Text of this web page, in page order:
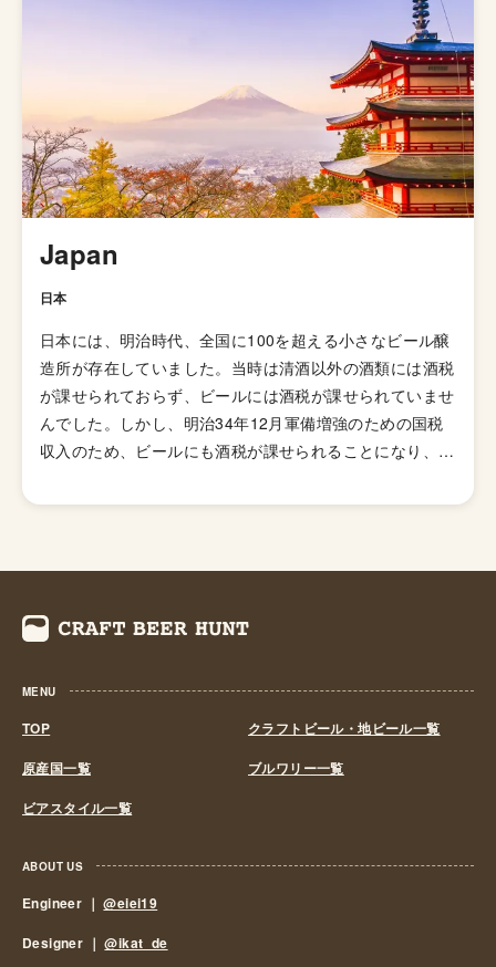
ホップの香りが華やかに感じられる「アメリカン・ペール
エール」が発明されてたのきっかけに世界中に広がりまし
た。あまりとりあげられないですが、「イングリッシュ・
ペールエール」と呼ばれる群も存在していて、品評会でも
別のスタイルで扱われています。起源はイングランドの田
園地帯で醸造されていたアンバー色のオクトーバービール
とされています。 日本のクラフトビールの代表格「よな
よなエール」がこのペールエールで、苦味も比較的控えめ
ビールビギナーにオススメのスタイルと言えます。
Japan
日本
日本には、明治時代、全国に100を超える小さなビール醸
造所が存在していました。当時は清酒以外の酒類には酒税
が課せられておらず、ビールには酒税が課せられていませ
んでした。しかし、明治34年12月軍備増強のための国税
収入のため、ビールにも酒税が課せられることになり、資
を消していきました。これによりビール作りは戦後しばら
の年間2,000キロリッターから60キロリッターに引き下げ
られたことで転機がおとずれます。これにより、再び小規
が誕生する流れができました。ちなみ、地ビール製造免許
第1号は新潟県のエチゴビールと北海道のオホーツクビー
「オホーツクビール」が発売されました。 この経済政策
は功を奏し、日本中に続々と地ビール製造業社が生まれ、
造所が全国各地に誕生しました。しかし、ただブームだけ
に乗って参入したきた業社は、ビールの品質が低かった
経営は長続きせず徐々にその数を減らしていきました。
MENU
TOP
クラフトビール・地ビール一覧
原産国一覧
ブルワリー一覧
ビアスタイル一覧
ABOUT US
Engineer ｜@eiei19
Designer ｜@ikat_de